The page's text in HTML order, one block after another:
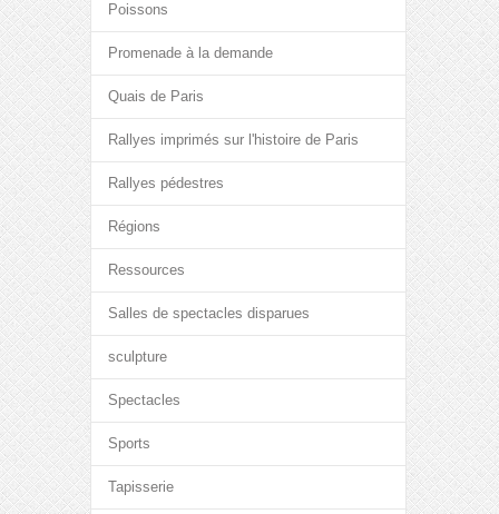
Poissons
Promenade à la demande
Quais de Paris
Rallyes imprimés sur l'histoire de Paris
Rallyes pédestres
Régions
Ressources
Salles de spectacles disparues
sculpture
Spectacles
Sports
Tapisserie